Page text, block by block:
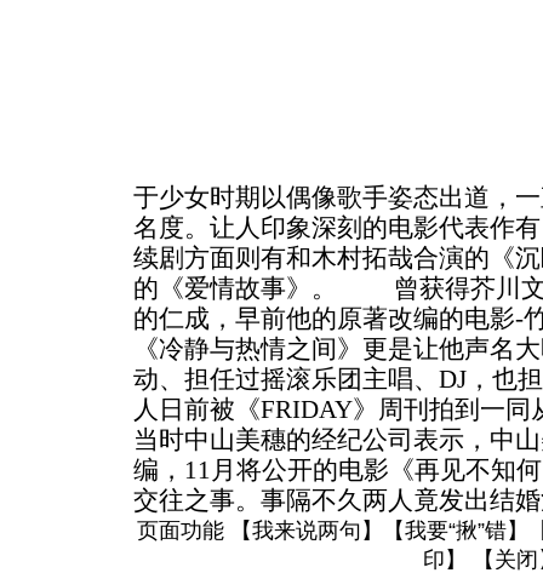
于少女时期以偶像歌手姿态出道，
名度。让人印象深刻的电影代表作
续剧方面则有和木村拓哉合演的《
的《爱情故事》。 曾获得芥川文
的仁成，早前他的原著改编的电影-
《冷静与热情之间》更是让他声名
动、担任过摇滚乐团主唱、DJ，
人日前被《FRIDAY》周刊拍到一
当时中山美穗的经纪公司表示，中
编，11月将公开的电影《再见不知
交往之事。事隔不久两人竟发出结
页面功能 【我来说两句 】【我要“揪”错】
印 】 【 关闭